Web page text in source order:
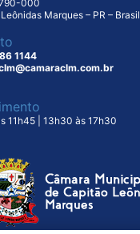
000
Marques – PR – Brasil
1144
11h45 | 13h30 às 17h30